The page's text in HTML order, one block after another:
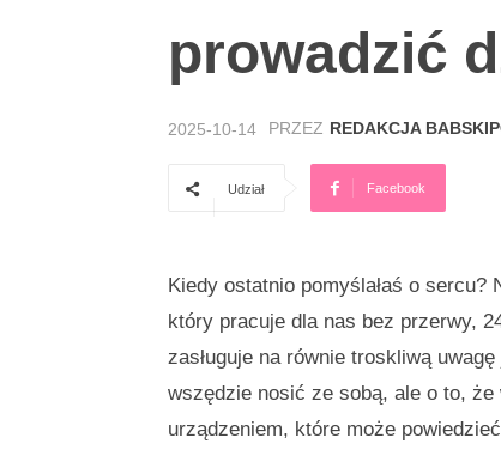
prowadzić
2025-10-14 PRZEZ REDAKCJA
Udział Facebook
Kiedy ostatnio pomyślałaś o
który pracuje dla nas bez przerwy,
zasługuje na równie troskliwą
wszędzie nosić ze sobą, ale o to,
urządzeniem, które może